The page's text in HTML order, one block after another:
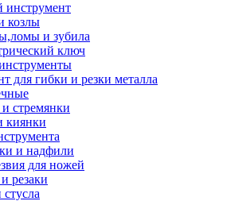
инструмент
козлы
и зубила
ключ
для гибки и резки металла
стремянки
киянки
и надфили
для ножей
резаки